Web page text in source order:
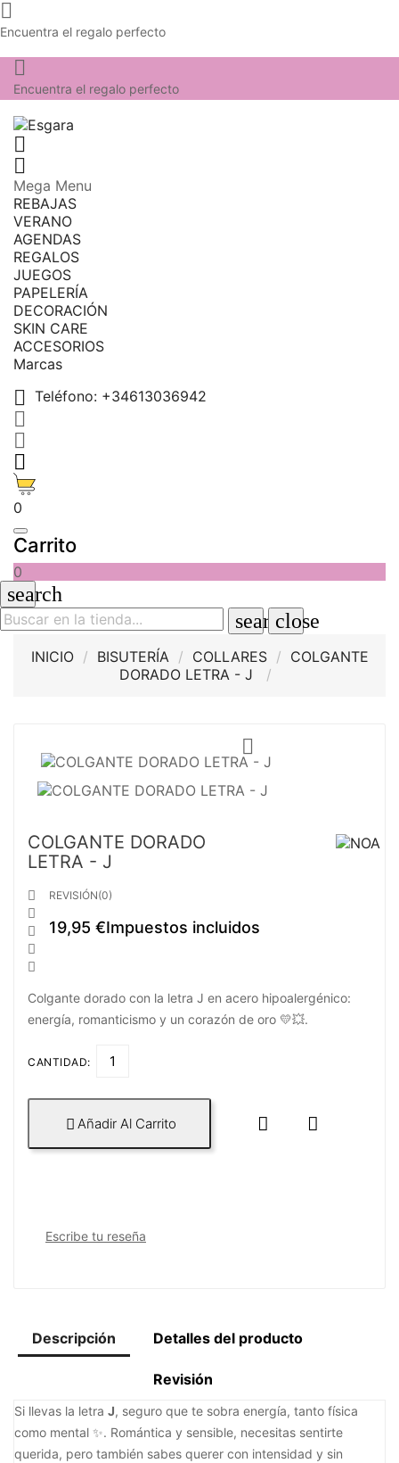

Encuentra el regalo perfecto

Encuentra el regalo perfecto


Mega Menu
REBAJAS
VERANO
AGENDAS
REGALOS
JUEGOS
PAPELERÍA
DECORACIÓN
SKIN CARE
ACCESORIOS
Marcas
 Teléfono: +34613036942



0
Carrito
0
search
searchclose
INICIO BISUTERÍA COLLARES
COLGANTE
DORADO LETRA - J

COLGANTE DORADO
LETRA - J





REVISIÓN(0)
19,95 €Impuestos incluidos
Colgante dorado con la letra J en acero hipoalergénico:
energía, romanticismo y un corazón de oro 💛💥.
CANTIDAD:
 Añadir Al Carrito  
Escribe tu reseña
Descripción Detalles del producto
Revisión
Si llevas la letra J, seguro que te sobra energía, tanto física
como mental ✨. Romántica y sensible, necesitas sentirte
querida, pero también sabes querer con intensidad y sin